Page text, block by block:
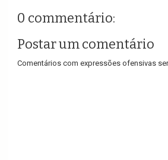
0 commentário:
Postar um comentário
Comentários com expressões ofensivas